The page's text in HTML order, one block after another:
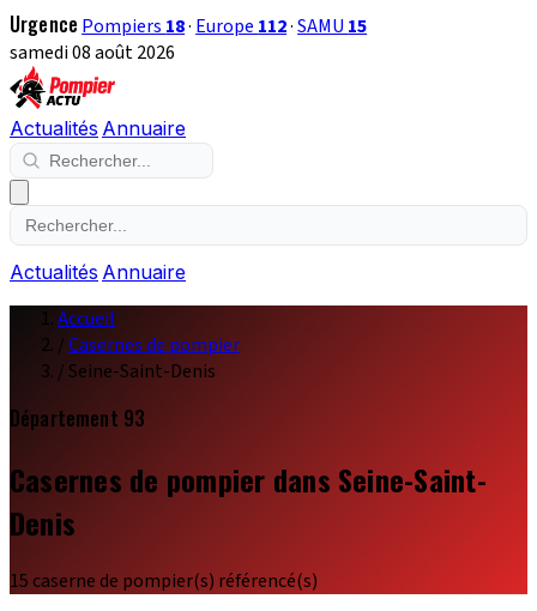
Urgence Pompiers 18· Europe 112·SAMU 15
samedi 08 août 2026
Actualités Annuaire
Actualités Annuaire
Accueil
/Casernes de pompier
/Seine-Saint-Denis
Département 93
Casernes de pompier dans Seine-Saint-
Denis
15 caserne de pompier(s) référencé(s)